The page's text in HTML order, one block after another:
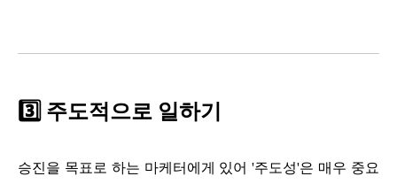
3️⃣ 주도적으로 일하기
승진을 목표로 하는 마케터에게 있어 '주도성'은 매우 중요